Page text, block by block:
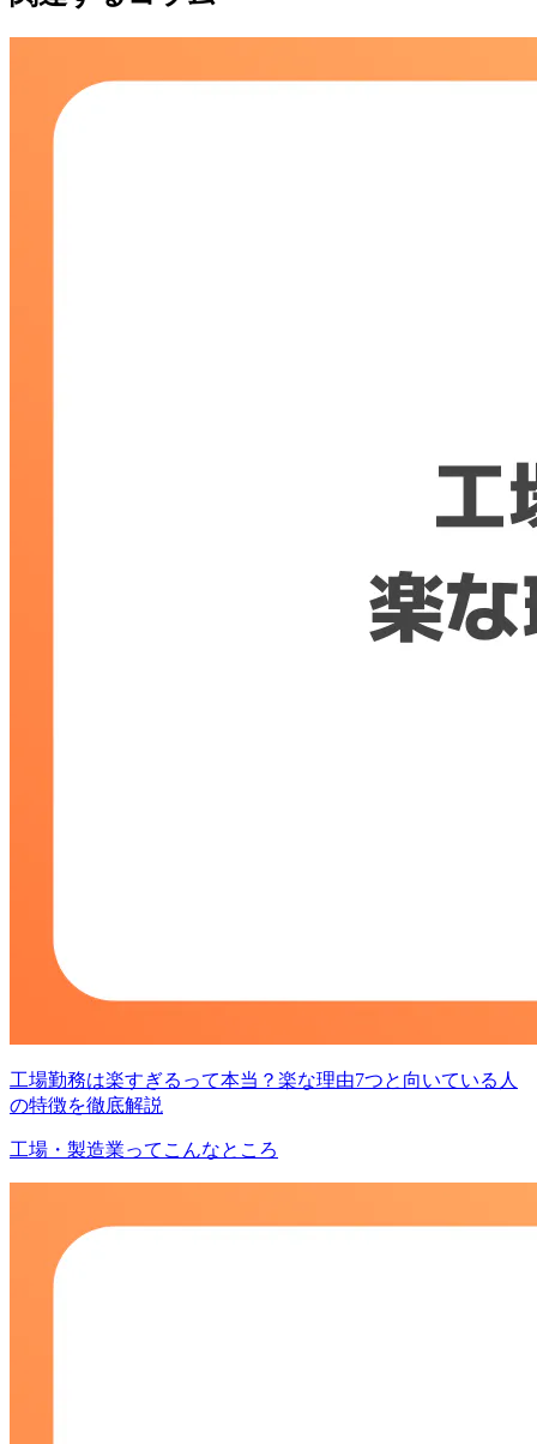
工場勤務は楽すぎるって本当？楽な理由7つと向いている人
の特徴を徹底解説
工場・製造業ってこんなところ